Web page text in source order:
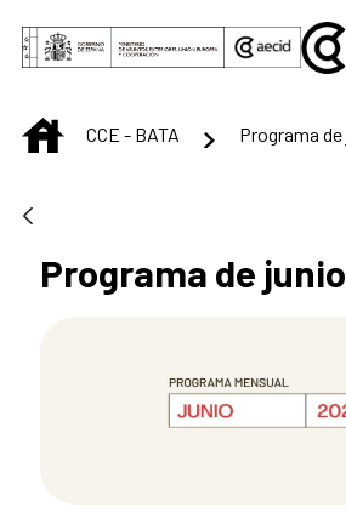
Skip to Main Content
INICIOCCE - BATA Programa
Programa de